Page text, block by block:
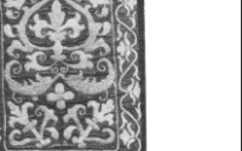
Архангельска,
в зрительную и
на Севере. Вплоть до
городских строений
картине
воплотил в себе